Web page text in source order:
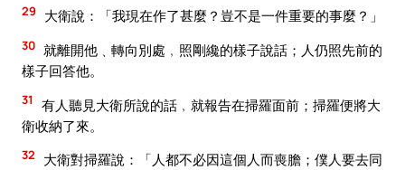
29 大衛說：「我現在作了甚麼？豈不是一件重要的事麼？」
30 就離開他﹑轉向別處﹐照剛纔的樣子說話；人仍照先前的
樣子回答他。
31
有人聽見大衛所說的話﹐就報告在掃羅面前；掃羅便將大
衛收納了來。
32
大衛對掃羅說：「人都不必因這個人而喪膽；僕人要去同